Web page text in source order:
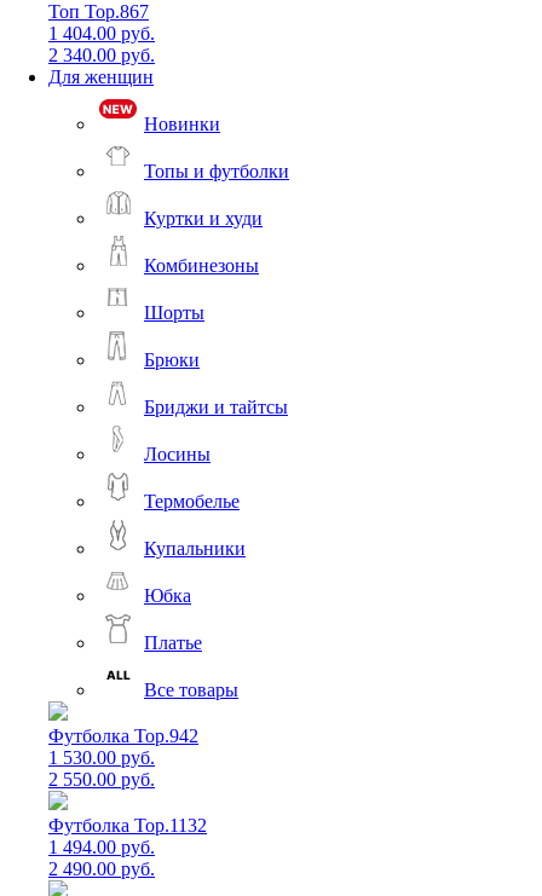
Топ Top.867
1 404.00 руб.
2 340.00 руб.
Для женщин
Новинки
Топы и футболки
Куртки и худи
Комбинезоны
Шорты
Брюки
Бриджи и тайтсы
Лосины
Термобелье
Купальники
Юбка
Платье
Все товары
Футболка Top.942
1 530.00 руб.
2 550.00 руб.
Футболка Top.1132
1 494.00 руб.
2 490.00 руб.